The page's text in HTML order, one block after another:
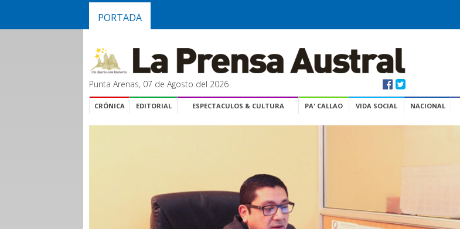
PORTADA
Punta Arenas, 07 de Agosto del 2026
CRÓNICA EDITORIAL ESPECTACULOS & CULTURA PA' CALLAO VIDA SOCIAL NACIONAL